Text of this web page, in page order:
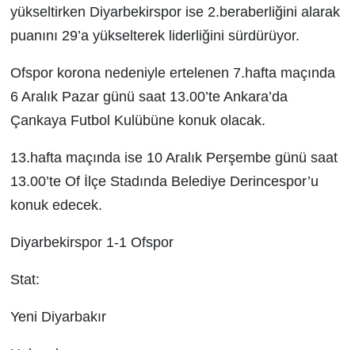
yükseltirken Diyarbekirspor ise 2.beraberliğini alarak
puanını 29’a yükselterek liderliğini sürdürüyor.
Ofspor korona nedeniyle ertelenen 7.hafta maçında
6 Aralık Pazar günü saat 13.00’te Ankara’da
Çankaya Futbol Kulübüne konuk olacak.
13.hafta maçında ise 10 Aralık Perşembe günü saat
13.00’te Of İlçe Stadında Belediye Derincespor’u
konuk edecek.
Diyarbekirspor 1-1 Ofspor
Stat:
Yeni Diyarbakır